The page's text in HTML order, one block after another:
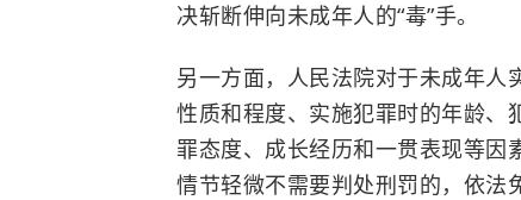
决斩断伸向未成年人的“毒”手。
另一方面，人民法院对于未成年人
性质和程度、实施犯罪时的年龄、
罪态度、成长经历和一贯表现等因
情节轻微不需要判处刑罚的，依法